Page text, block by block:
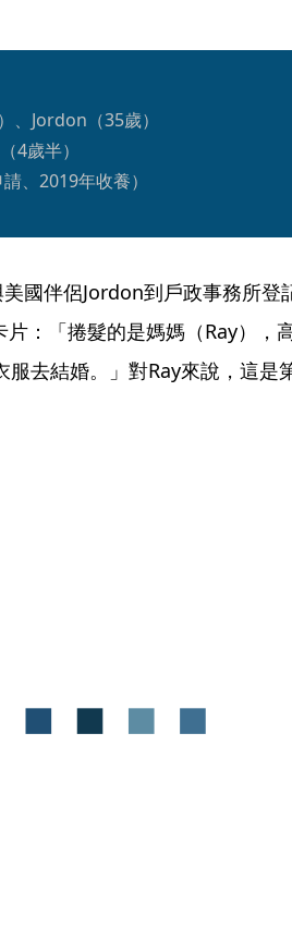
、Jordon（35歲）
4歲半）
請、2019年收養）
國伴侶Jordon到戶政事務所登
：「捲髮的是媽媽（Ray），
服去結婚。」對Ray來說，這是